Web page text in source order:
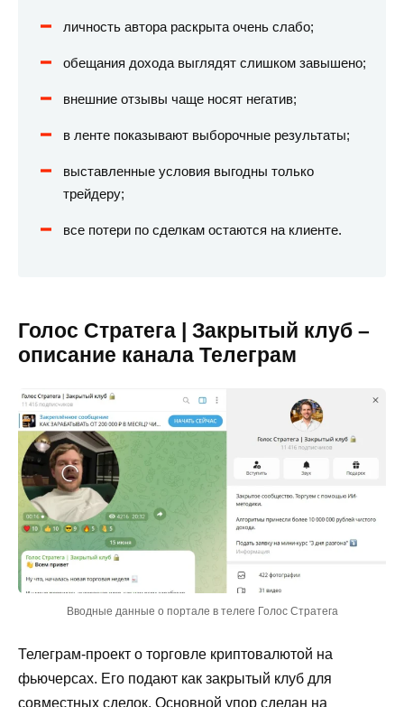
личность автора раскрыта очень слабо;
обещания дохода выглядят слишком завышено;
внешние отзывы чаще носят негатив;
в ленте показывают выборочные результаты;
выставленные условия выгодны только
трейдеру;
все потери по сделкам остаются на клиенте.
Голос Стратега | Закрытый клуб –
описание канала Телеграм
Вводные данные о портале в телеге Голос Стратега
Телеграм-проект о торговле криптовалютой на
фьючерсах. Его подают как закрытый клуб для
совместных сделок. Основной упор сделан на